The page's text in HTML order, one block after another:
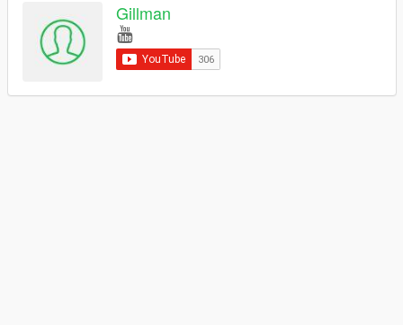
Gillman